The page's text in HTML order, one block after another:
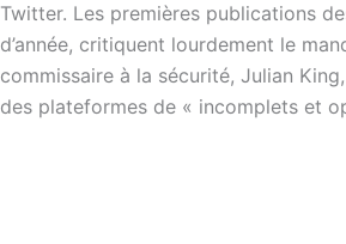
Twitter. Les premières publications
d’année, critiquent lourdement le
commissaire à la sécurité, Julian
des plateformes de « incomplets et